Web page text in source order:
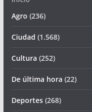
Agro (236)
Ciudad (1.568)
Cultura (252)
De última hora (22)
Deportes(268)